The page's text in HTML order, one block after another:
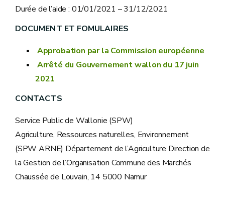
Durée de l’aide : 01/01/2021 – 31/12/2021
DOCUMENT ET FOMULAIRES
Approbation par la Commission européenne
Arrêté du Gouvernement wallon du 17 juin
2021
CONTACTS
Service Public de Wallonie (SPW)
Agriculture, Ressources naturelles, Environnement
(SPW ARNE) Département de l’Agriculture Direction de
la Gestion de l’Organisation Commune des Marchés
Chaussée de Louvain, 14 5000 Namur